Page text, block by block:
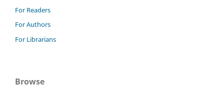
For Readers
For Authors
For Librarians
Browse